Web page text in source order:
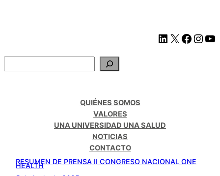
LinkedIn X Facebook Instagram YouTube
u
QUIÉNES SOMOS
VALORES
UNA UNIVERSIDAD UNA SALUD
NOTICIAS
CONTACTO
RESUMEN DE PRENSA II CONGRESO NACIONAL ONE
HEALTH